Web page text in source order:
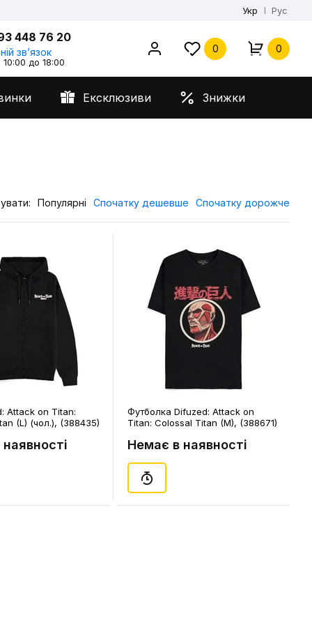
Укр Рус
448 76 20
звʼязок
до 18:00
0 0
Ексклюзиви Знижки
Популярні Спочатку дешевше Спочатку дорожче
Attack on Titan:
(L) (чол.), (388435)
Футболка Difuzed: Attack on
Titan: Colossal Titan (M), (388671)
Немає в наявності